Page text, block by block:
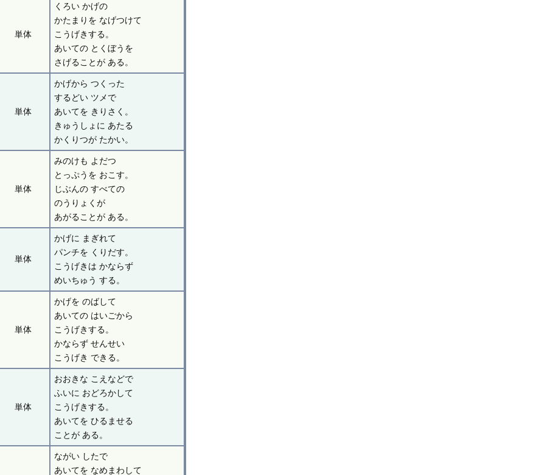
単体
くろい かげの
かたまりを なげつけて
こうげきする。
あいての とくぼうを
さげることが ある。
単体
かげから つくった
するどい ツメで
あいてを きりさく。
きゅうしょに あたる
かくりつが たかい。
単体
みのけも よだつ
とっぷうを おこす。
じぶんの すべての
のうりょくが
あがることが ある。
単体
かげに まぎれて
パンチを くりだす。
こうげきは かならず
めいちゅう する。
単体
かげを のばして
あいての はいごから
こうげきする。
かならず せんせい
こうげき できる。
単体
おおきな こえなどで
ふいに おどろかして
こうげきする。
あいてを ひるませる
ことが ある。
ながい したで
あいてを なめまわして